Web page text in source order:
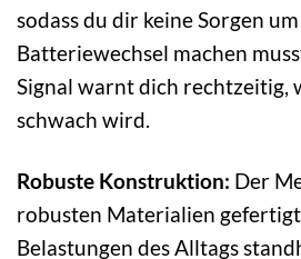
sodass du dir keine Sorgen
Batteriewechsel machen
Signal warnt dich rechtzeitig,
schwach wird.
Robuste Konstruktion: Der
robusten Materialien
Belastungen des Alltags